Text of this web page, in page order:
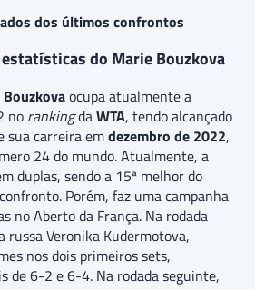
dos últimos confrontos
do Marie Bouzkova
ocupa atualmente a
no rankingdaWTA, tendo alcançado
sua carreira emdezembro de 2022,
24 do mundo. Atualmente, a
duplas, sendo a 15ª melhor do
Porém, faz uma campanha
no Aberto da França. Na rodada
russa Veronika Kudermotova,
nos dois primeiros sets,
de 6-2 e 6-4. Na rodada seguinte,